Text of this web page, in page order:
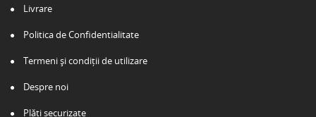
Livrare
Politica de Confidentialitate
Termeni și condiții de utilizare
Despre noi
Plăți securizate